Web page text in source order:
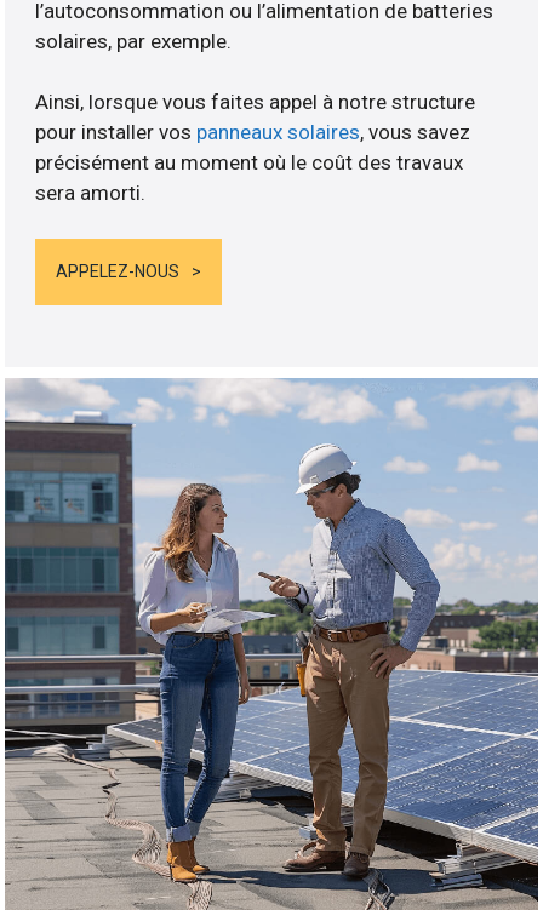
l’autoconsommation ou l’alimentation de batteries
solaires, par exemple.
Ainsi, lorsque vous faites appel à notre structure
pour installer vos panneaux solaires, vous savez
précisément au moment où le coût des travaux
sera amorti.
APPELEZ-NOUS